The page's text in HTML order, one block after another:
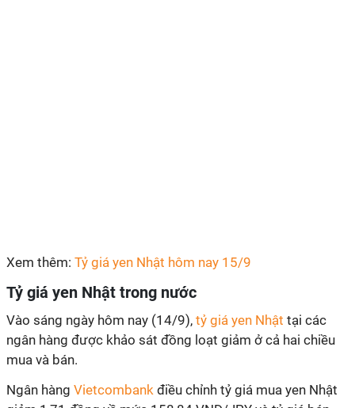
Xem thêm: Tỷ giá yen Nhật hôm nay 15/9
Tỷ giá yen Nhật trong nước
Vào sáng ngày hôm nay (14/9), tỷ giá yen Nhật tại các
ngân hàng được khảo sát đồng loạt giảm ở cả hai chiều
mua và bán.
Ngân hàng Vietcombank điều chỉnh tỷ giá mua yen Nhật